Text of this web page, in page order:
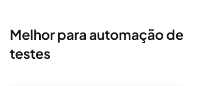
Melhor para automação de
testes